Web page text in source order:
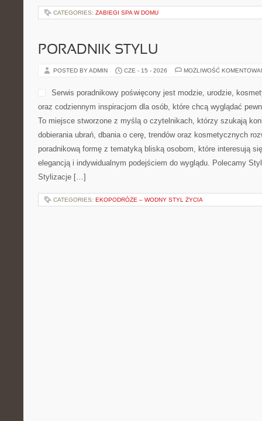
CATEGORIES: ZABIEGI SPA W DOMU
PORADNIK STYLU
POSTED BY ADMIN CZE - 15 - 2026 MOŻLIWOŚĆ
Serwis poradnikowy poświęcony jest modzie, urodzie,
oraz codziennym inspiracjom dla osób, które chcą wyglądać
To miejsce stworzone z myślą o czytelnikach, którzy szukają
dobierania ubrań, dbania o cerę, trendów oraz kosmetycznych
poradnikową formę z tematyką bliską osobom, które interesują
elegancją i indywidualnym podejściem do wyglądu. Polecamy
Stylizacje […]
CATEGORIES: EKOPODRÓŻE – WODNY STYL ŻYCIA